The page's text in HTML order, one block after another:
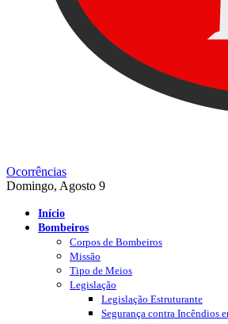
Ocorrências
Domingo, Agosto 9
Início
Bombeiros
Corpos de Bombeiros
Missão
Tipo de Meios
Legislação
Legislação Estruturante
Segurança contra Incêndios